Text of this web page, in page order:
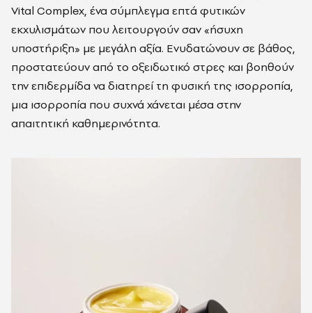
Vital Complex, ένα σύμπλεγμα επτά φυτικών
εκχυλισμάτων που λειτουργούν σαν «ήσυχη
υποστήριξη» με μεγάλη αξία. Ενυδατώνουν σε βάθος,
προστατεύουν από το οξειδωτικό στρες και βοηθούν
την επιδερμίδα να διατηρεί τη φυσική της ισορροπία,
μια ισορροπία που συχνά χάνεται μέσα στην
απαιτητική καθημερινότητα.